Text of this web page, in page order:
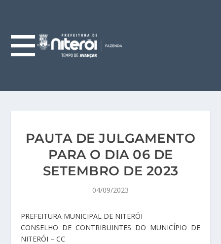
PAUTA DE JULGAMENTO
PARA O DIA 06 DE
SETEMBRO DE 2023
04/09/2023
PREFEITURA MUNICIPAL DE NITERÓI
CONSELHO DE CONTRIBUINTES DO MUNICÍPIO DE
NITERÓI – CC